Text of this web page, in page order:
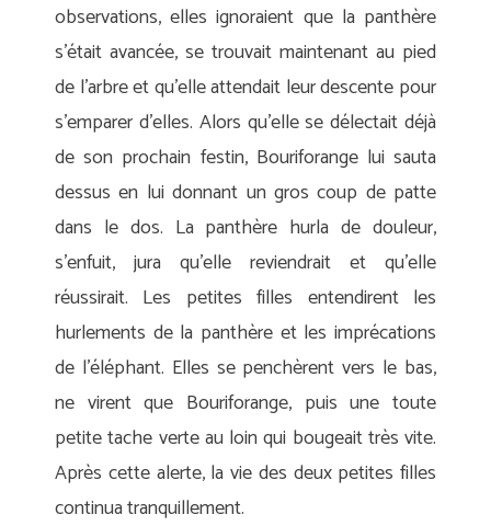
observations, elles ignoraient que la panthère
s’était avancée, se trouvait maintenant au pied
de l’arbre et qu’elle attendait leur descente pour
s’emparer d’elles. Alors qu’elle se délectait déjà
de son prochain festin, Bouriforange lui sauta
dessus en lui donnant un gros coup de patte
dans le dos. La panthère hurla de douleur,
s’enfuit, jura qu’elle reviendrait et qu’elle
réussirait. Les petites filles entendirent les
hurlements de la panthère et les imprécations
de l’éléphant. Elles se penchèrent vers le bas,
ne virent que Bouriforange, puis une toute
petite tache verte au loin qui bougeait très vite.
Après cette alerte, la vie des deux petites filles
continua tranquillement.